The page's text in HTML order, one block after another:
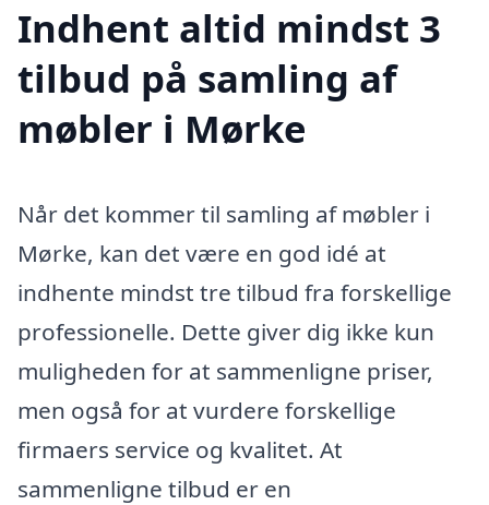
Indhent altid mindst 3
tilbud på samling af
møbler i Mørke
Når det kommer til samling af møbler i
Mørke, kan det være en god idé at
indhente mindst tre tilbud fra forskellige
professionelle. Dette giver dig ikke kun
muligheden for at sammenligne priser,
men også for at vurdere forskellige
firmaers service og kvalitet. At
sammenligne tilbud er en